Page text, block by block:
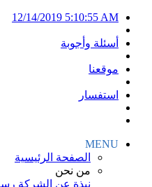
12/14/2019 5:10:55 AM
أسئلة وأجوبة
موقعنا
استفسار
MENU
الصفحة الرئيسية
من نحن
نبذة عن الشركة